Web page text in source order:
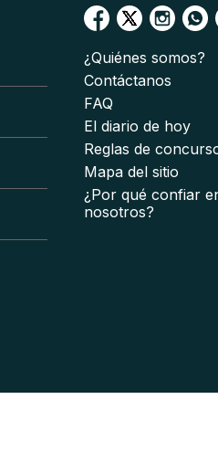
¿Quiénes somos?
Contáctanos
FAQ
El diario de hoy
Reglas de
Mapa del sitio
¿Por qué confiar
nosotros?